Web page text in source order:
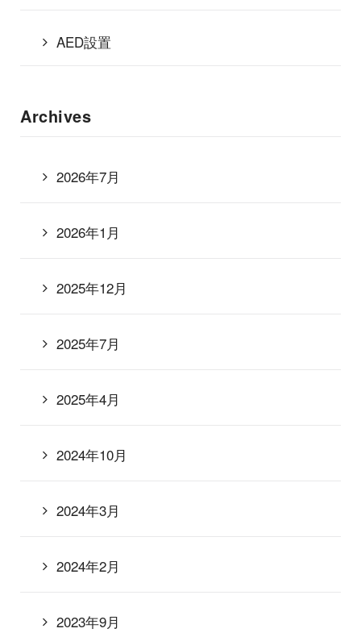
AED設置
Archives
2026年7月
2026年1月
2025年12月
2025年7月
2025年4月
2024年10月
2024年3月
2024年2月
2023年9月